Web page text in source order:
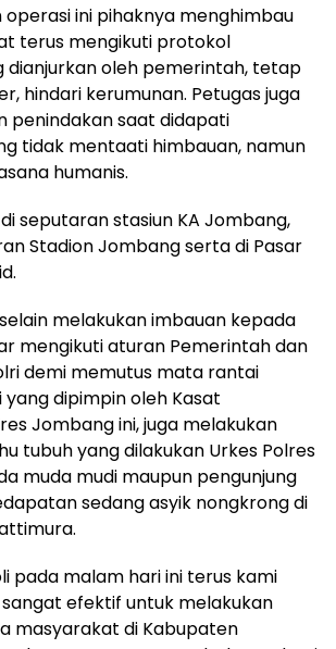
ini pihaknya menghimbau
terus mengikuti protokol
dianjurkan oleh pemerintah, tetap
hindari kerumunan. Petugas juga
penindakan saat didapati
tidak mentaati himbauan, namun
humanis.
seputaran stasiun KA Jombang,
Stadion Jombang serta di Pasar
melakukan imbauan kepada
mengikuti aturan Pemerintah dan
demi memutus mata rantai
yang dipimpin oleh Kasat
Jombang ini, juga melakukan
tubuh yang dilakukan Urkes Polres
muda mudi maupun pengunjung
sedang asyik nongkrong di
pada malam hari ini terus kami
efektif untuk melakukan
masyarakat di Kabupaten